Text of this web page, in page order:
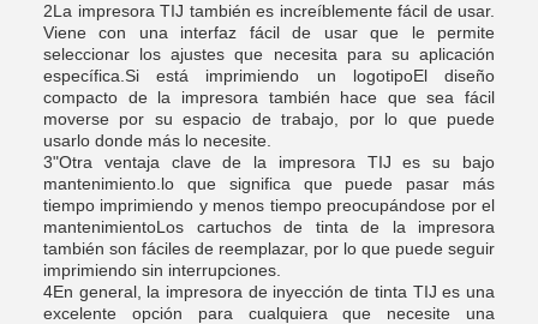
2La impresora TIJ también es increíblemente fácil de usar.
Viene con una interfaz fácil de usar que le permite
seleccionar los ajustes que necesita para su aplicación
específica.Si está imprimiendo un logotipoEl diseño
compacto de la impresora también hace que sea fácil
moverse por su espacio de trabajo, por lo que puede
usarlo donde más lo necesite.
3"Otra ventaja clave de la impresora TIJ es su bajo
mantenimiento.lo que significa que puede pasar más
tiempo imprimiendo y menos tiempo preocupándose por el
mantenimientoLos cartuchos de tinta de la impresora
también son fáciles de reemplazar, por lo que puede seguir
imprimiendo sin interrupciones.
4En general, la impresora de inyección de tinta TIJ es una
excelente opción para cualquiera que necesite una